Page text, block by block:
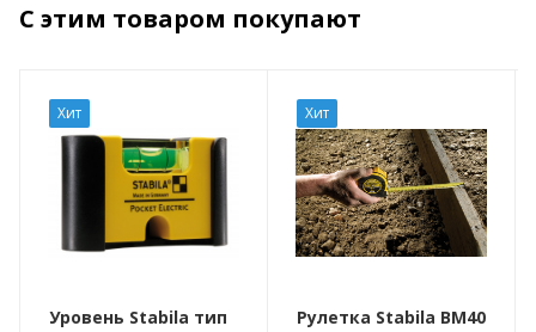
С этим товаром покупают
Хит
Уровень Stabila тип
Хит
Рулетка Stabila BM40